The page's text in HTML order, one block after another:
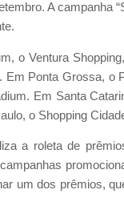
A campanha
o Ventura
Ponta Grossa, o
Em Santa
o Shopping
a roleta de
um dos prêmios,